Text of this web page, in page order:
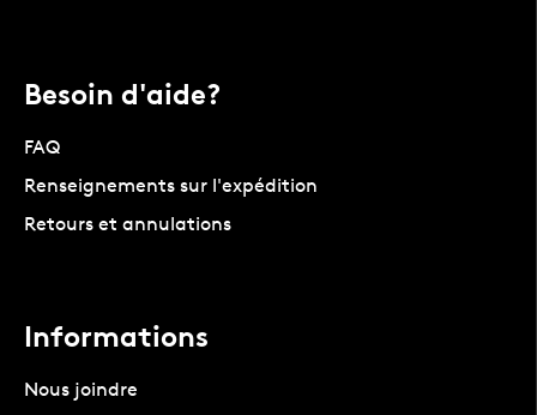
Besoin d'aide?
FAQ
Renseignements sur l'expédition
Retours et annulations
Informations
Nous joindre